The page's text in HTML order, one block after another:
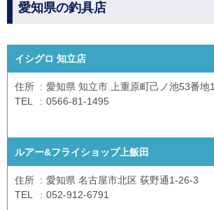
愛知県の釣具店
イシグロ 知立店
住所
愛知県 知立市 上重原町己ノ池53番地1
TEL
0566-81-1495
ルアー&フライショップ上飯田
住所
愛知県 名古屋市北区 荻野通1-26-3
TEL
052-912-6791